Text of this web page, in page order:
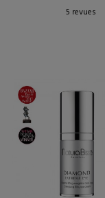
5 revues